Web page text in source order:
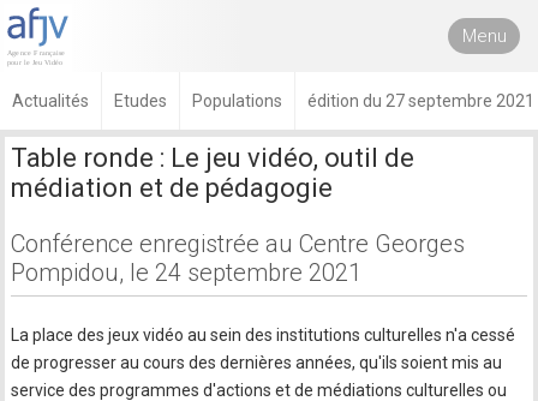
Menu
Actualités Etudes Populations édition du 27 septembre 2021
Table ronde : Le jeu vidéo, outil de
médiation et de pédagogie
Conférence enregistrée au Centre Georges
Pompidou, le 24 septembre 2021
La place des jeux vidéo au sein des institutions culturelles n'a cessé
de progresser au cours des dernières années, qu'ils soient mis au
service des programmes d'actions et de médiations culturelles ou